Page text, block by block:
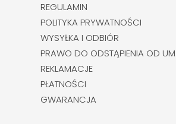
REGULAMIN
POLITYKA PRYWATNOŚCI
WYSYŁKA I ODBIÓR
PRAWO DO ODSTĄPIENIA OD
REKLAMACJE
PŁATNOŚCI
GWARANCJA